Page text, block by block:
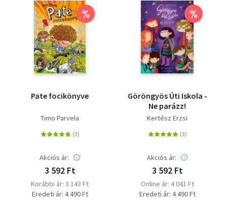
%
Pate focikönyve
Timo Parvela
Akciós ár:
3 592 Ft
Korábbi ár: 3 143 Ft
Eredeti ár: 4 490 Ft
%
Göröngyös Úti Iskola -
Ne parázz!
Kertész Erzsi
Akciós ár:
3 592 Ft
Online ár: 4 041 Ft
Eredeti ár: 4 490 Ft